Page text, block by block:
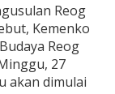
Reog
Kemenko
Reog
27
akan dimulai